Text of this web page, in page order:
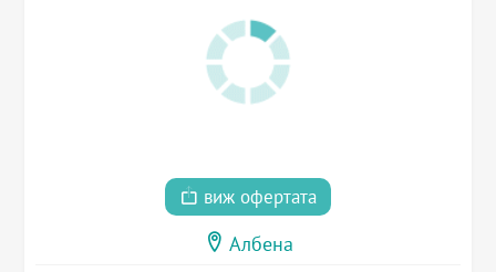
виж офертата
Албена